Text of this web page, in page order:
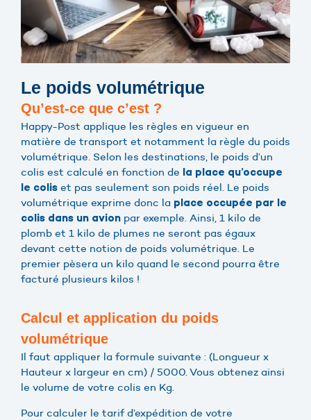
Le poids volumétrique
Qu’est-ce que c’est ?
Happy-Post applique les règles en vigueur en
matière de transport et notamment la règle du poids
volumétrique. Selon les destinations, le poids d’un
colis est calculé en fonction de la place qu’occupe
le colis et pas seulement son poids réel. Le poids
volumétrique exprime donc la place occupée par le
colis dans un avion par exemple. Ainsi, 1 kilo de
plomb et 1 kilo de plumes ne seront pas égaux
devant cette notion de poids volumétrique. Le
premier pèsera un kilo quand le second pourra être
facturé plusieurs kilos !
Calcul et application du poids
volumétrique
Il faut appliquer la formule suivante : (Longueur x
Hauteur x largeur en cm) / 5000. Vous obtenez ainsi
le volume de votre colis en Kg.
Pour calculer le tarif d’expédition de votre